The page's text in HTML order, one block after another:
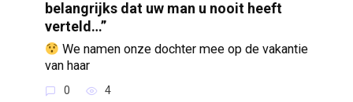
belangrijks dat uw man u nooit heeft
verteld…”
We namen onze dochter mee op de vakantie
van haar
0 4